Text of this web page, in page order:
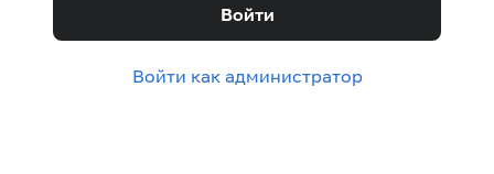
Войти
Войти как администратор